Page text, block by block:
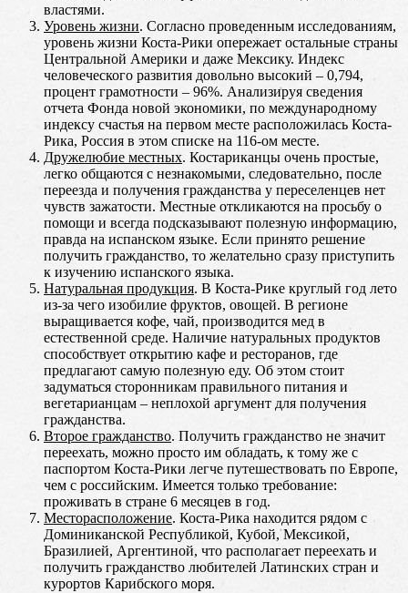
властями.
Уровень жизни. Согласно проведенным исследованиям,
уровень жизни Коста-Рики опережает остальные страны
Центральной Америки и даже Мексику. Индекс
человеческого развития довольно высокий – 0,794,
процент грамотности – 96%. Анализируя сведения
отчета Фонда новой экономики, по международному
индексу счастья на первом месте расположилась Коста-
Рика, Россия в этом списке на 116-ом месте.
Дружелюбие местных. Костариканцы очень простые,
легко общаются с незнакомыми, следовательно, после
переезда и получения гражданства у переселенцев нет
чувств зажатости. Местные откликаются на просьбу о
помощи и всегда подсказывают полезную информацию,
правда на испанском языке. Если принято решение
получить гражданство, то желательно сразу приступить
к изучению испанского языка.
Натуральная продукция. В Коста-Рике круглый год лето
из-за чего изобилие фруктов, овощей. В регионе
выращивается кофе, чай, производится мед в
естественной среде. Наличие натуральных продуктов
способствует открытию кафе и ресторанов, где
предлагают самую полезную еду. Об этом стоит
задуматься сторонникам правильного питания и
вегетарианцам – неплохой аргумент для получения
гражданства.
Второе гражданство. Получить гражданство не значит
переехать, можно просто им обладать, к тому же с
паспортом Коста-Рики легче путешествовать по Европе,
чем с российским. Имеется только требование:
проживать в стране 6 месяцев в год.
Месторасположение. Коста-Рика находится рядом с
Доминиканской Республикой, Кубой, Мексикой,
Бразилией, Аргентиной, что располагает переехать и
получить гражданство любителей Латинских стран и
курортов Карибского моря.